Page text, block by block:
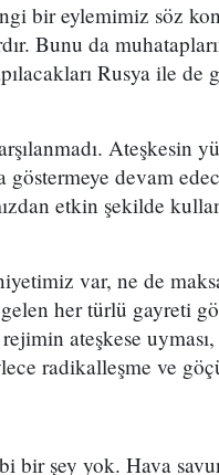
bir eylemimiz söz
Bunu da
Rusya ile de
Ateşkesin
devam
etkin şekilde
var, ne de
her türlü gayreti
ateşkese uyması,
radikalleşme ve
şey yok. Hava